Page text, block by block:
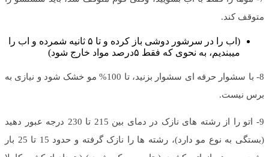
متوقف کند.
(اب را در سرشور دوشی باز کرده و تا ۵ ثانیه شمرده و اب را
میبندیم، به نحوی که فقط ۵درصد مواد خارج شود)
8- با سشوار حرفه ای سشوار بزنید، تا 100% مو خشک شود و نیازی به
برس نیست.
9- اتو را از رشته های نازک در دمای بین 215 تا 230 درجه عبور دهید
(بستگی به نوع مو دارد)، رشته ها را نازک گرفته و حدود 15 تا 25 بار